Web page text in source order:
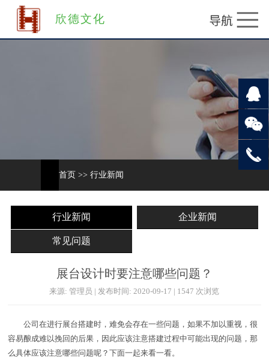
欣德文化
首页 >> 行业新闻
行业新闻 企业新闻
常见问题
展台设计时要注意哪些问题？
来源: 管理员 | 发布时间: 2020-09-17 | 1547 次浏览
公司在进行展台搭建时，难免会存在一些问题，如果不加以重视，很
容易酿成难以挽回的后果，因此应该注意搭建过程中可能出现的问题，那
么具体应该注意哪些问题呢？下面一起来看一看。